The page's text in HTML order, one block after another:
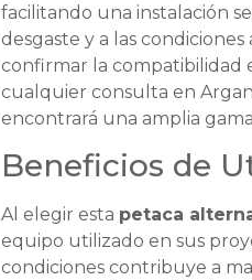
facilitando una instalación
desgaste y a las
confirmar la compatibilidad
cualquier consulta en
encontrará una amplia
Beneficios de
Al elegir esta petaca
equipo utilizado en sus
condiciones contribuye a